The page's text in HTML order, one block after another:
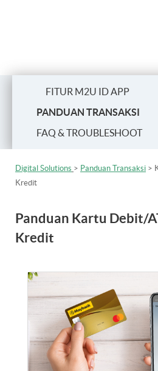
FITUR M2U ID APP
PANDUAN TRANSAKSI
FAQ & TROUBLESHOOT
Digital Solutions > Panduan Transaksi >
Kredit
Panduan Kartu Debit/
Kredit